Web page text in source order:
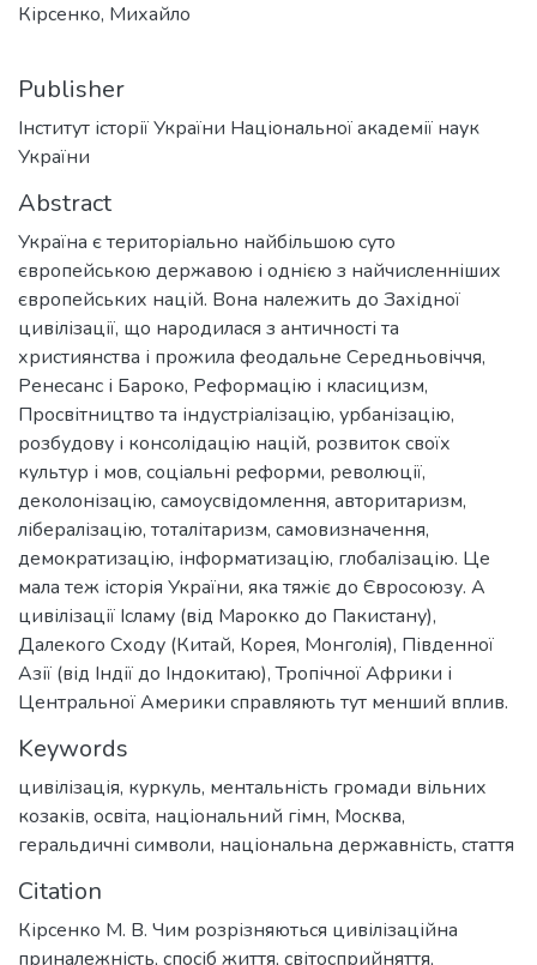
Кірсенко, Михайло
Publisher
Інститут історії України Національної академії наук
України
Abstract
Україна є територіально найбільшою суто
європейською державою і однією з найчисленніших
європейських націй. Вона належить до Західної
цивілізації, що народилася з античності та
християнства і прожила феодальне Середньовіччя,
Ренесанс і Бароко, Реформацію і класицизм,
Просвітництво та індустріалізацію, урбанізацію,
розбудову і консолідацію націй, розвиток своїх
культур і мов, соціальні реформи, революції,
деколонізацію, самоусвідомлення, авторитаризм,
лібералізацію, тоталітаризм, самовизначення,
демократизацію, інформатизацію, глобалізацію. Це
мала теж історія України, яка тяжіє до Євросоюзу. А
цивілізації Ісламу (від Марокко до Пакистану),
Далекого Сходу (Китай, Корея, Монголія), Південної
Азії (від Індії до Індокитаю), Тропічної Африки і
Центральної Америки справляють тут менший вплив.
Keywords
цивілізація, куркуль, ментальність громади вільних
козаків, освіта, національний гімн, Москва,
геральдичні символи, національна державність, стаття
Citation
Кірсенко М. В. Чим розрізняються цивілізаційна
приналежність, спосіб життя, світосприйняття,